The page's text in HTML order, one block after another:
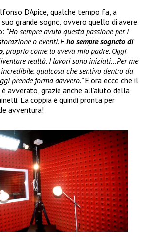
D’Apice, qualche tempo fa, a
grande sogno, ovvero quello di avere
“Ho sempre avuto questa passione per i
o eventi. Eho sempre sognato di
, proprio come lo aveva mio padre. Oggi
realtà. I lavori sono iniziati…Per me
qualcosa che sentivo dentro da
prende forma davvero.”E ora ecco che il
avverato, grazie anche all’aiuto della
La coppia è quindi pronta per
avventura!